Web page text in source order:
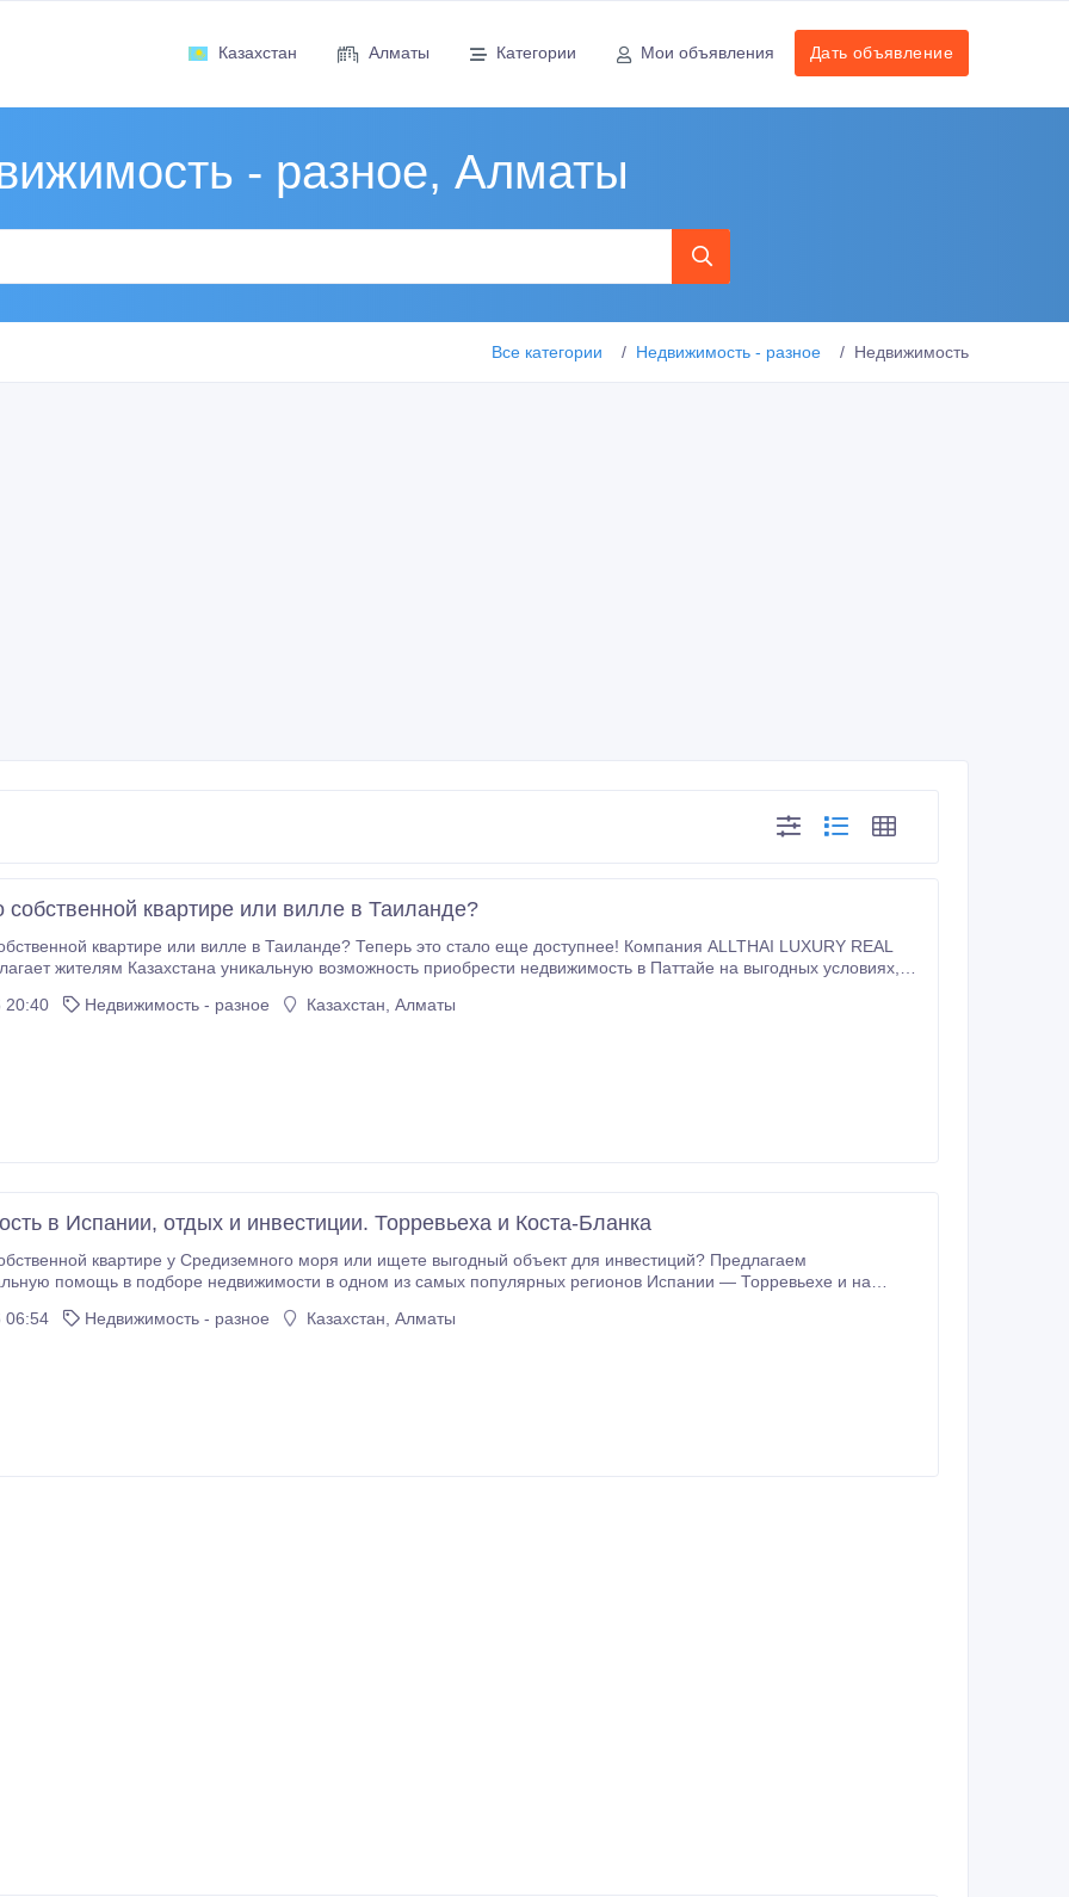
Казахстан Алматы Категории Мои объявления Дать объявление
- разное, Алматы
Все категории Недвижимость - разное Недвижимость
собственной квартире или вилле в Таиланде?
квартире или вилле в Таиланде? Теперь это стало еще доступнее! Компания ALLTHAI LUXURY REAL
жителям Казахстана уникальную возможность приобрести недвижимость в Паттайе на выгодных условиях,
20:40
Недвижимость - разное Казахстан, Алматы
в Испании, отдых и инвестиции. Торревьеха и Коста-Бланка
квартире у Средиземного моря или ищете выгодный объект для инвестиций? Предлагаем
помощь в подборе недвижимости в одном из самых популярных регионов Испании — Торревьехе и на
и приумножить капитал.
06:54 Недвижимость - разное Казахстан, Алматы